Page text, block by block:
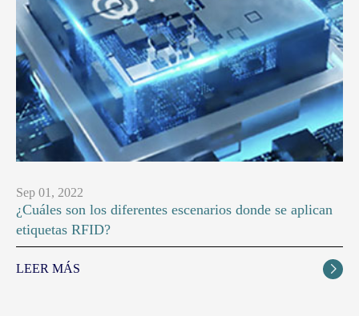
Sep 01, 2022
¿Cuáles son los diferentes escenarios donde se aplican
etiquetas RFID?
LEER MÁS 